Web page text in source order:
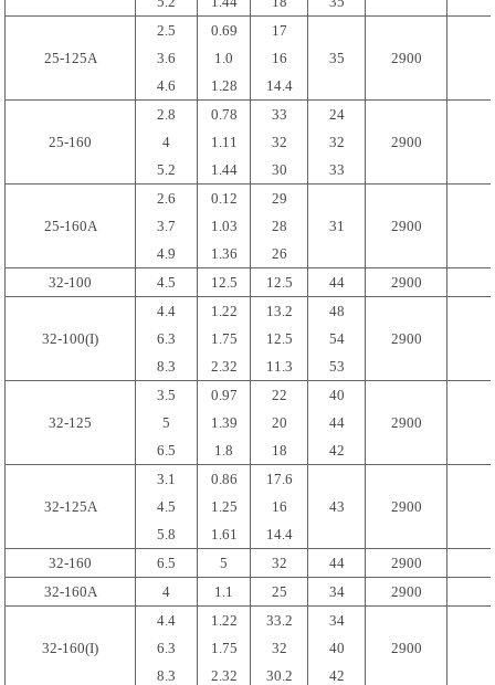
25-125A
2.5
3.6
4.6
0.69
1.0
1.28
17
16
14.4
35 2900
25-160
2.8
4
5.2
0.78
1.11
1.44
33
32
30
24
32
33
2900
25-160A
2.6
3.7
4.9
0.12
1.03
1.36
29
28
26
31 2900
32-100 4.5 12.5 12.5 44 2900
32-100(I)
4.4
6.3
8.3
1.22
1.75
2.32
13.2
12.5
11.3
48
54
53
2900
32-125
3.5
5
6.5
0.97
1.39
1.8
22
20
18
40
44
42
2900
32-125A
3.1
4.5
5.8
0.86
1.25
1.61
17.6
16
14.4
43 2900
32-160 6.5 5 32 44
2900
32-160A
4 1.1 25 34 2900
32-160(I)
4.4
6.3
8.3
1.22
1.75
2.32
33.2
32
30.2
34
40
42
2900